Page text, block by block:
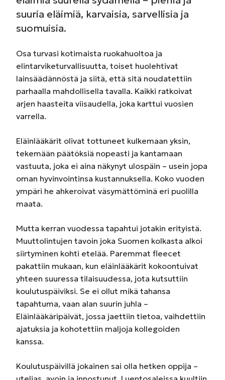
suuria eläimiä, karvaisia, sarvellisia ja
suomuisia.
Osa turvasi kotimaista ruokahuoltoa ja
elintarviketurvallisuutta, toiset huolehtivat
lainsäädännöstä ja siitä, että sitä noudatettiin
parhaalla mahdollisella tavalla. Kaikki ratkoivat
arjen haasteita viisaudella, joka karttui vuosien
varrella.
Eläinlääkärit olivat tottuneet kulkemaan yksin,
tekemään päätöksiä nopeasti ja kantamaan
vastuuta, joka ei aina näkynyt ulospäin – usein jopa
oman hyvinvointinsa kustannuksella. Koko vuoden
ympäri he ahkeroivat väsymättöminä eri puolilla
maata.
Mutta kerran vuodessa tapahtui jotakin erityistä.
Muuttolintujen tavoin joka Suomen kolkasta alkoi
siirtyminen kohti etelää. Paremmat fleecet
pakattiin mukaan, kun eläinlääkärit kokoontuivat
yhteen suuressa tilaisuudessa, jota kutsuttiin
koulutuspäiviksi. Se ei ollut mikä tahansa
tapahtuma, vaan alan suurin juhla –
Eläinlääkäripäivät, jossa jaettiin tietoa, vaihdettiin
ajatuksia ja kohotettiin maljoja kollegoiden
kanssa.
Koulutuspäivillä jokainen sai olla hetken oppija –